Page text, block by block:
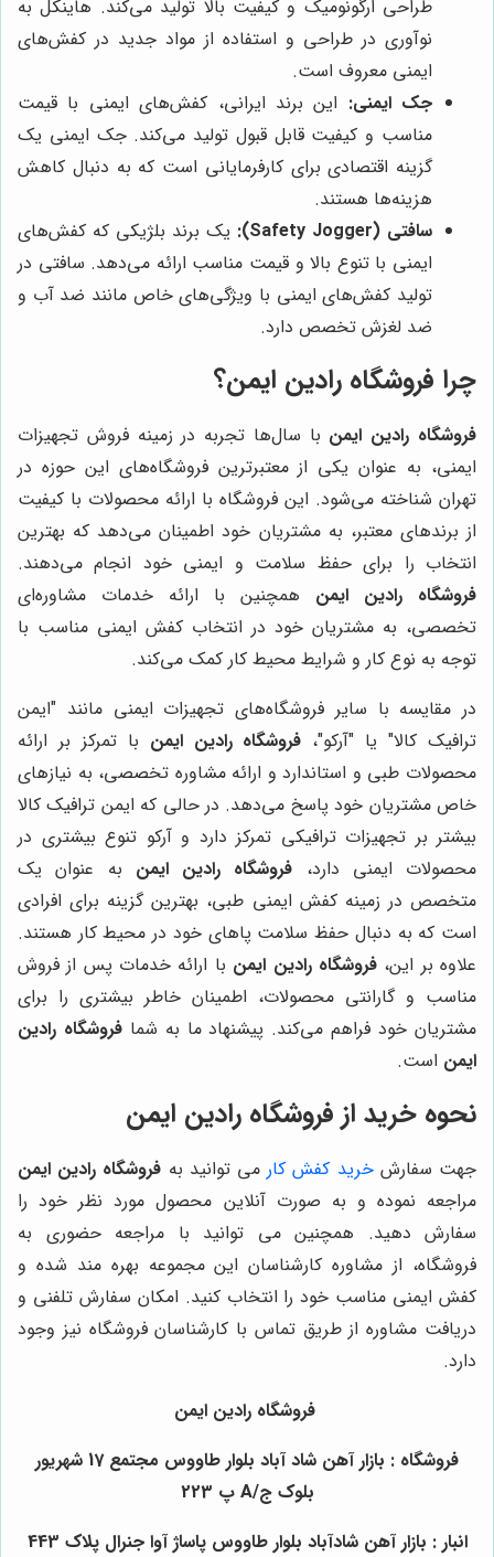
طراحی ارگونومیک و کیفیت بالا تولید می‌کند. هاینکل به
نوآوری در طراحی و استفاده از مواد جدید در کفش‌های
ایمنی معروف است.
جک ایمنی: این برند ایرانی، کفش‌های ایمنی با قیمت
مناسب و کیفیت قابل قبول تولید می‌کند. جک ایمنی یک
گزینه اقتصادی برای کارفرمایانی است که به دنبال کاهش
هزینه‌ها هستند.
سافتی (Safety Jogger):
یک برند بلژیکی که کفش‌های
ایمنی با تنوع بالا و قیمت مناسب ارائه می‌دهد. سافتی در
تولید کفش‌های ایمنی با ویژگی‌های خاص مانند ضد آب و
ضد لغزش تخصص دارد.
چرا فروشگاه رادین ایمن؟
فروشگاه رادین ایمن با سال‌ها تجربه در زمینه فروش تجهیزات
ایمنی، به عنوان یکی از معتبرترین فروشگاه‌های این حوزه در
تهران شناخته می‌شود. این فروشگاه با ارائه محصولات با کیفیت
از برندهای معتبر، به مشتریان خود اطمینان می‌دهد که بهترین
انتخاب را برای حفظ سلامت و ایمنی خود انجام می‌دهند.
فروشگاه رادین ایمن همچنین با ارائه خدمات مشاوره‌ای
تخصصی، به مشتریان خود در انتخاب کفش ایمنی مناسب با
توجه به نوع کار و شرایط محیط کار کمک می‌کند.
در مقایسه با سایر فروشگاه‌های تجهیزات ایمنی مانند "ایمن
ترافیک کالا" یا "آرکو"، فروشگاه رادین ایمن با تمرکز بر ارائه
محصولات طبی و استاندارد و ارائه مشاوره تخصصی، به نیازهای
خاص مشتریان خود پاسخ می‌دهد. در حالی که ایمن ترافیک کالا
بیشتر بر تجهیزات ترافیکی تمرکز دارد و آرکو تنوع بیشتری در
محصولات ایمنی دارد، فروشگاه رادین ایمن به عنوان یک
متخصص در زمینه کفش ایمنی طبی، بهترین گزینه برای افرادی
است که به دنبال حفظ سلامت پاهای خود در محیط کار هستند.
علاوه بر این،فروشگاه رادین ایمن با ارائه خدمات پس از فروش
مناسب و گارانتی محصولات، اطمینان خاطر بیشتری را برای
مشتریان خود فراهم می‌کند. پیشنهاد ما به شمافروشگاه رادین
ایمن است.
نحوه خرید ازفروشگاه رادین ایمن
جهت سفارشخرید کفش کار می توانید به فروشگاه رادین ایمن
مراجعه نموده و به صورت آنلاین محصول مورد نظر خود را
سفارش دهید. همچنین می توانید با مراجعه حضوری به
فروشگاه، از مشاوره کارشناسان این مجموعه بهره مند شده و
کفش ایمنی مناسب خود را انتخاب کنید. امکان سفارش تلفنی و
دریافت مشاوره از طریق تماس با کارشناسان فروشگاه نیز وجود
دارد.
فروشگاه رادین ایمن
فروشگاه : بازار آهن شاد آباد بلوار طاووس مجتمع 17 شهریور
بلوک ج/A پ 223
انبار : بازار آهن شادآباد بلوار طاووس پاساژ آوا جنرال پلاک 443